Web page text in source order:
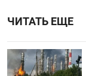
ЧИТАТЬ ЕЩЕ